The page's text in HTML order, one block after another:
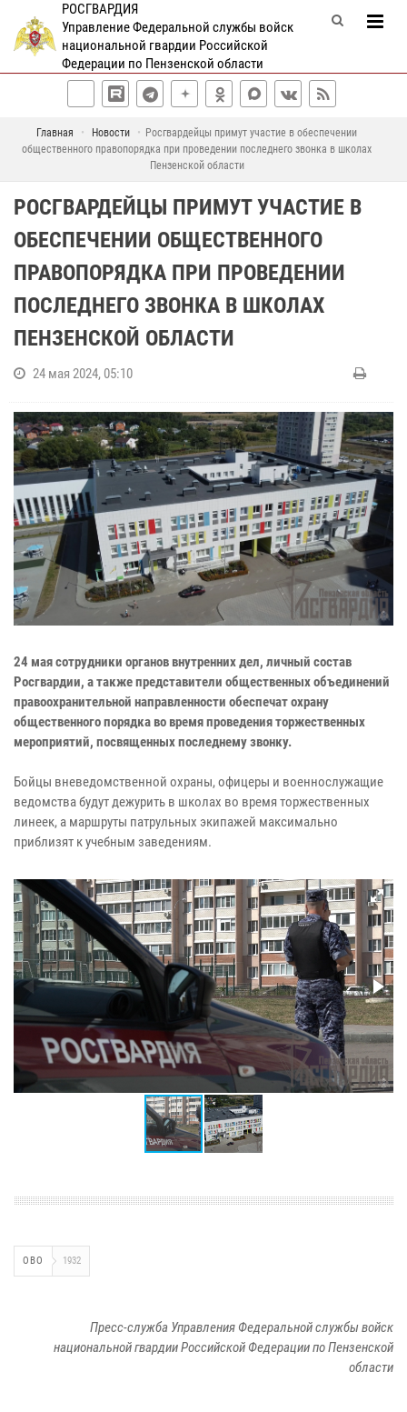
РОСГВАРДИЯ
Управление Федеральной службы войск
национальной гвардии Российской
Федерации по Пензенской области
Главная Новости
Росгвардейцы примут участие в обеспечении
общественного правопорядка при проведении последнего звонка в школах
Пензенской области
РОСГВАРДЕЙЦЫ ПРИМУТ УЧАСТИЕ В
ОБЕСПЕЧЕНИИ ОБЩЕСТВЕННОГО
ПРАВОПОРЯДКА ПРИ ПРОВЕДЕНИИ
ПОСЛЕДНЕГО ЗВОНКА В ШКОЛАХ
ПЕНЗЕНСКОЙ ОБЛАСТИ
24 мая 2024, 05:10
24 мая сотрудники органов внутренних дел, личный состав
Росгвардии, а также представители общественных объединений
правоохранительной направленности обеспечат охрану
общественного порядка во время проведения торжественных
мероприятий, посвященных последнему звонку.
Бойцы вневедомственной охраны, офицеры и военнослужащие
ведомства будут дежурить в школах во время торжественных
линеек, а маршруты патрульных экипажей максимально
приблизят к учебным заведениям.
ОВО 1932
Пресс-служба Управления Федеральной службы войск
национальной гвардии Российской Федерации по Пензенской
области